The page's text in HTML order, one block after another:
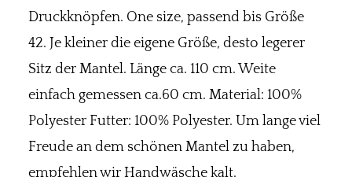
Druckknöpfen. One size, passend bis Größe
42. Je kleiner die eigene Größe, desto legerer
Sitz der Mantel. Länge ca. 110 cm. Weite
einfach gemessen ca.60 cm. Material: 100%
Polyester Futter: 100% Polyester. Um lange viel
Freude an dem schönen Mantel zu haben,
empfehlen wir Handwäsche kalt.